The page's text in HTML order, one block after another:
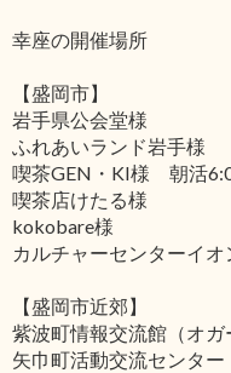
幸座の開催場所
【盛岡市】
岩手県公会堂様
ふれあいランド岩手様
喫茶GEN・KI様 朝活
喫茶店けたる様
kokobare様
カルチャーセンターイ
【盛岡市近郊】
紫波町情報交流館（オガ
矢巾町活動交流センタ